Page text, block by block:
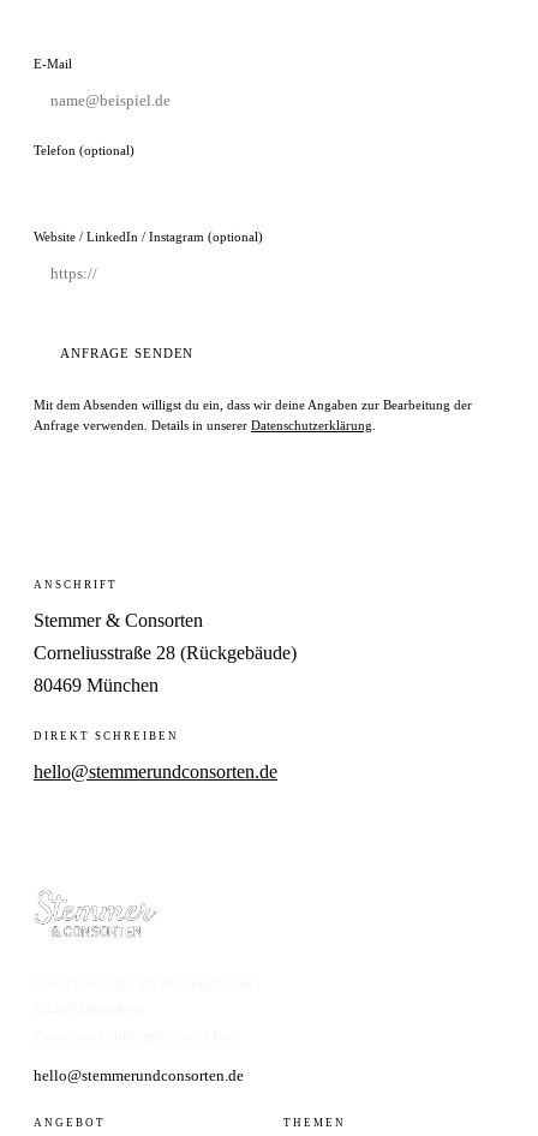
E-Mail
Telefon (optional)
Website / LinkedIn / Instagram (optional)
ANFRAGE SENDEN
Mit dem Absenden willigst du ein, dass wir deine Angaben zur Bearbeitung der
Anfrage verwenden. Details in unserer Datenschutzerklärung
ANSCHRIFT
Stemmer & Consorten
Corneliusstraße 28 (Rückgebäude)
80469 München
DIREKT SCHREIBEN
hello@stemmerundconsorten.de
hello@stemmerundconsorten.de
ANGEBOT THEMEN